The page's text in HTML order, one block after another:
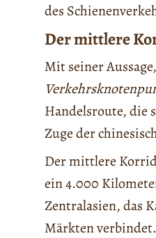
des
Der mittlere
Mit seiner
Handelsroute, die
Zuge der
Der mittlere
ein 4.000
Zentralasien, das
Märkten verbindet.